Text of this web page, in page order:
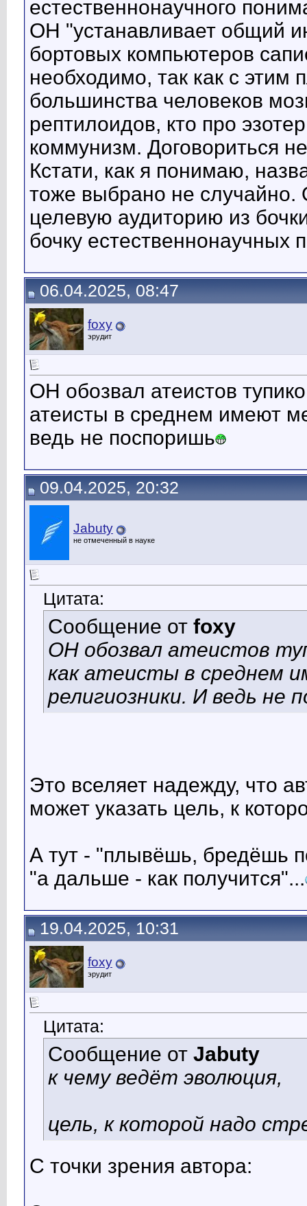
естественнонаучного
ОН "устанавливает общий
бортовых компьютеров
необходимо, так как с
большинства человеков
рептилоидов, кто про
коммунизм. Договориться
Кстати, как я понимаю,
тоже выбрано не случайно.
целевую аудиторию из
бочку естественнонаучных
06.04.2025, 08:47
foxy
эрудит
ОН обозвал атеистов
атеисты в среднем имеют
ведь не поспоришь
09.04.2025, 20:32
Jabuty
не отмеченный в науке
Цитата:
Сообщение от foxy
ОН обозвал атеистов
как атеисты в среднем
религиозники. И ведь не
Это вселяет надежду, что
может указать цель, к
А тут - "плывёшь, бредёшь
"а дальше - как получится"...
19.04.2025, 10:31
foxy
эрудит
Цитата:
Сообщение от Jabuty
к чему ведёт эволюция,
цель, к которой надо
С точки зрения автора: